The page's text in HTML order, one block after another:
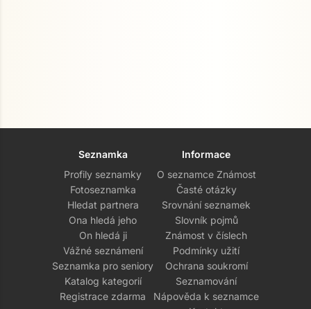
Seznamka
Profily seznamky
Fotoseznamka
Hledat partnera
Ona hledá jeho
On hledá ji
Vážné seznámení
Seznamka pro seniory
Katalog kategorií
Registrace zdarma
Informace
O seznamce Známost
Časté otázky
Srovnání seznamek
Slovník pojmů
Známost v číslech
Podmínky užití
Ochrana soukromí
Seznamování
Nápověda k seznamce